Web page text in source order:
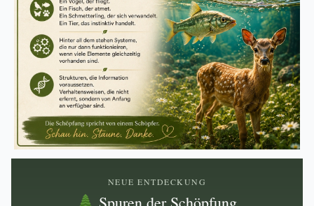
NEUE ENTDECKUNG